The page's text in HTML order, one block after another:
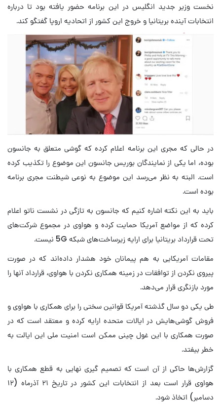
نخست وزیر جدید انگلیس در این برنامه حضور یافته بود تا درباره
انتخابات آینده بریتانیا و خروج این کشور از اتحادیه اروپا گفتگو کند.
در حالی که مجری این برنامه اعلام کرده که گوشی متعلق به جانسون
بوده، اما یکی از نمایندگان بوریس جانسون این موضوع را تکذیب کرده
است. البته به نظر می‌رسد این موضوع به نوعی شیطنت مجری برنامه
بوده است.
باید به این نکته اشاره کنیم که جانسون به تازگی در نشست ناتو اعلام
کرده که از مواضع آمریکا حمایت کرده و هواوی در مجموع شرکت‌های
تحت قرارداد بریتانیا برای ارایه زیرساخت‌های شبکه 5G نیست.
مقامات آمریکایی به هم پیمانان خود هشدار داده‌اند که در صورت
پیروی نکردن از توافقات در زمینه همکاری نکردن با هواوی، قرارداد آنها را
مورد بازنگری قرار می‌دهد.
طی یکی دو سال گذشته آمریکا قوانین سختی را برای همکاری با هواوی و
فروش گوشی‌هایش در ایالات متحده ارایه کرده و معتقد است که در
صورت همکاری با این غول چینی ممکن است امنیت ملی این ایالت به
خطر بیفتد.
گزارش‌ها حاکی از آن است که تصمیم گیری نهایی به قطع همکاری با
هواوی قرار است بعد از انتخابات این کشور در تاریخ ۲۱ آذرماه (۱۲
دسامبر) اتخاذ شود.